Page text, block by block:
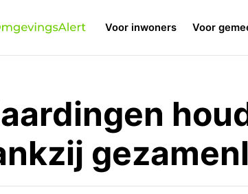
Voor inwoners Voor